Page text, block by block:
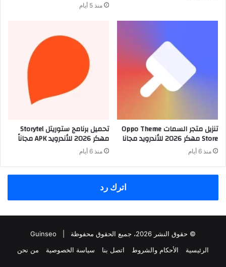
منذ 5 أيام
تنزيل متجر السمات Oppo Theme
Store مهكر 2026 للأندرويد مجانا
منذ 6 أيام
تحميل برنامج ستوريتل Storytel
مهكر 2026 للأندرويد APK مجاناً
منذ 6 أيام
اترك رد
© حقوق النشر 2026، جميع الحقوق محفوظة |
Guinseo
الرئيسية
الأحكام والشروط اتصل بنا سياسة الخصوصية من نحن